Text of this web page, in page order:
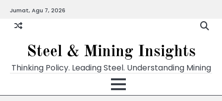
content
Jumat, Agu 7, 2026
Steel & Mining Insights
Thinking Policy. Leading Steel. Understanding Mining